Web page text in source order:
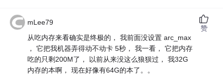
mLee79
从吃内存来看确实是终极的， 我前面没设置 arc_max
， 它把我机器弄得动不动卡 5秒， 我一看， 它把内存
吃的只剩200M了， 以前从来没这么狼狈过， 我32G
内存的本啊， 现在好像有64G的本了。。
赞